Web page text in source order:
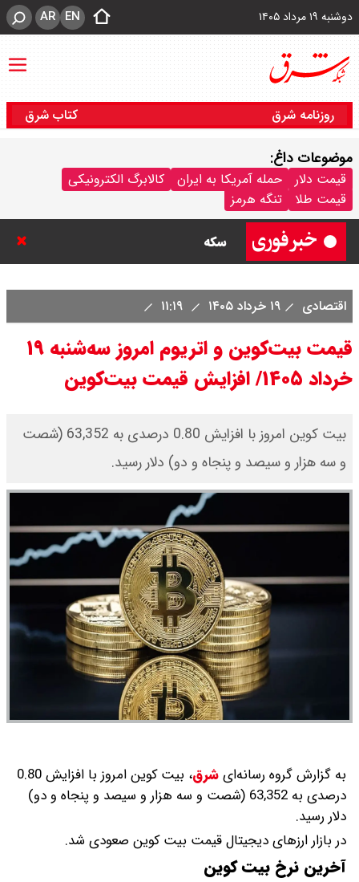
دوشنبه ۱۹ مرداد ۱۴۰۵ EN
AR
روزنامه شرق کتاب شرق
موضوعات داغ:
قیمت دلار حمله آمریکا به ایران
کالابرگ الکترونیکی
قیمت طلا
تنگه هرمز
سکه
شد / تمام دبیران شعام + اینفوگرافی
قیمت طلا ۲۴ عیار امروز دوشنبه ۱۹
مرداد ۱۴۰۵ اعلام شد/ افزایش قیمت
طلا
گرفت
چنگیز وثوقی در بیمارستان بستری
است + عکس و ویدئو
اقتصادی ۱۹ خرداد ۱۴۰۵
قیمت بیت‌کوین و اتریوم امروز سه‌شنبه ۱۹
خرداد ۱۴۰۵/ افزایش قیمت بیت‌کوین
بیت کوین امروز با افزایش 0.80 درصدی به 63,352 (شصت
و سه هزار و سیصد و پنجاه و دو) دلار رسید.
به گزارش گروه رسانه‌ایشرق،
بیت کوین امروز با افزایش 0.80
درصدی به 63,352 (شصت و سه هزار و سیصد و پنجاه و دو)
دلار رسید.
در بازار ارزهای دیجیتال قیمت بیت کوین صعودی شد.
آخرین نرخ بیت کوین